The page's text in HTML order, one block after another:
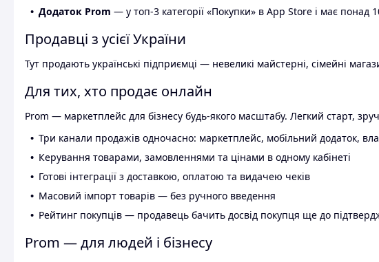
Додаток Prom — у топ-3 категорії «Покупки» в App Store і має понад
Продавці з усієї України
Тут продають українські підприємці — невеликі майстерні, сімейні
Для тих, хто продає онлайн
Prom — маркетплейс для бізнесу будь-якого масштабу. Легкий старт,
Три канали продажів одночасно: маркетплейс, мобільний додаток,
Керування товарами, замовленнями та цінами в одному кабінеті
Готові інтеграції з доставкою, оплатою та видачею чеків
Масовий імпорт товарів — без ручного введення
Рейтинг покупців — продавець бачить досвід покупця ще до
Prom — для людей і бізнесу